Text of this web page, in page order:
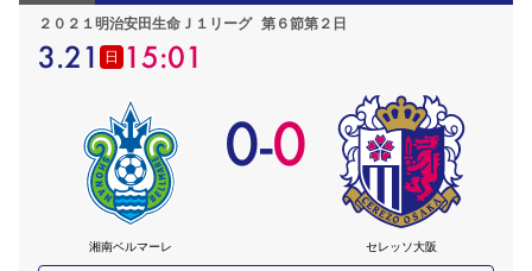
２０２１明治安田生命Ｊ１リーグ 第６節第２日
3.21 日 15:01
湘南ベルマーレ
0-0
セレッソ大阪